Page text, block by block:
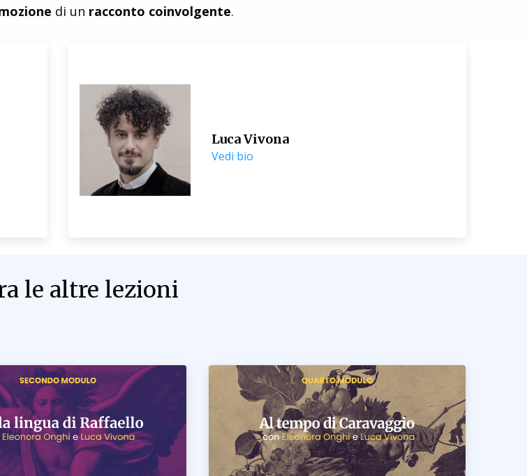
di un racconto coinvolgente.
Luca Vivona
Vedi bio
le altre lezioni